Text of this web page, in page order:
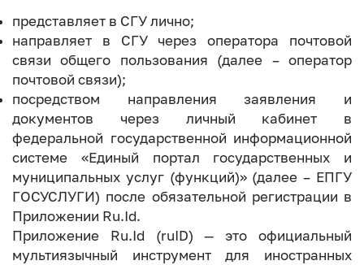
представляет в СГУ лично;
направляет в СГУ через оператора почтовой
связи общего пользования (далее – оператор
почтовой связи);
посредством направления заявления и
документов через личный кабинет в
федеральной государственной информационной
системе «Единый портал государственных и
муниципальных услуг (функций)» (далее – ЕПГУ
ГОСУСЛУГИ) после обязательной регистрации в
Приложении Ru.Id.
Приложение Ru.Id (ruID) — это официальный
мультиязычный инструмент для иностранных